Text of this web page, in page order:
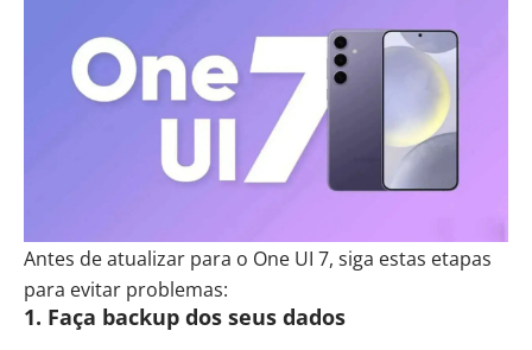
Antes de atualizar para o One UI 7, siga estas etapas
para evitar problemas:
1. Faça backup dos seus dados